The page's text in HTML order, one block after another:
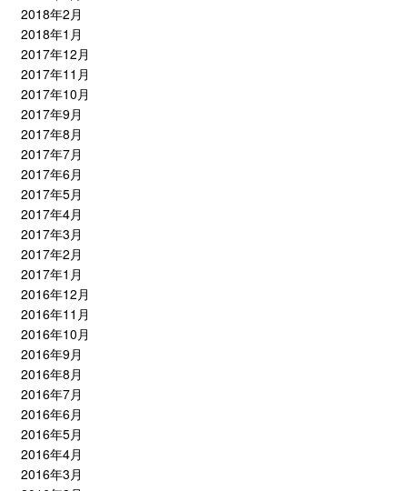
2018年2月
2018年1月
2017年12月
2017年11月
2017年10月
2017年9月
2017年8月
2017年7月
2017年6月
2017年5月
2017年4月
2017年3月
2017年2月
2017年1月
2016年12月
2016年11月
2016年10月
2016年9月
2016年8月
2016年7月
2016年6月
2016年5月
2016年4月
2016年3月